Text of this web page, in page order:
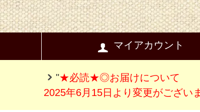
マイアカウント
"★必読★◎お届けについて
2025年6月15日より変更がござい